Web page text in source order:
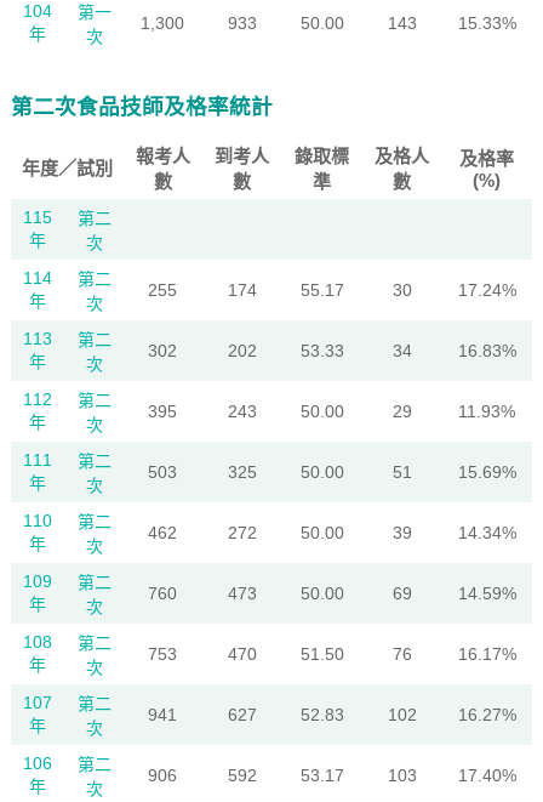
104
年
第一
次
1,300 933 50.00 143 15.33%
第二次食品技師及格率統計
年度／試別
報考人
數
到考人
數
錄取標
準
及格人
數
及格率
(%)
115
年
第二
次
114
年
第二
次
255 174 55.17 30 17.24%
113
年
第二
次
302 202 53.33 34 16.83%
112
年
第二
次
395 243 50.00 29 11.93%
111
年
第二
次
503 325 50.00 51 15.69%
110
年
第二
次
462 272 50.00 39 14.34%
109
年
第二
次
760 473 50.00 69 14.59%
108
年
第二
次
753 470 51.50 76 16.17%
107
年
第二
次
941 627 52.83 102 16.27%
106
年
第二
次
906 592 53.17 103 17.40%